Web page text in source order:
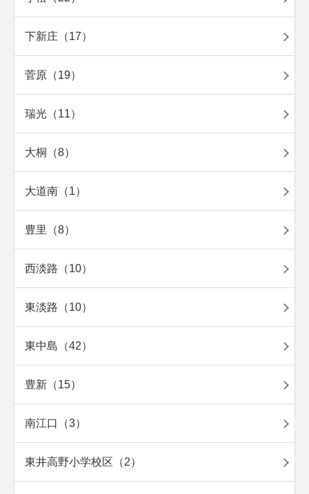
下新庄（17）
菅原（19）
瑞光（11）
大桐（8）
大道南（1）
豊里（8）
西淡路（10）
東淡路（10）
東中島（42）
豊新（15）
南江口（3）
東井高野小学校区（2）